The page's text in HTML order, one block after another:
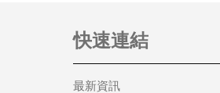
快速連結
最新資訊